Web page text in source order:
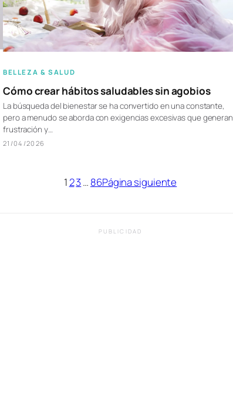
BELLEZA & SALUD
Cómo crear hábitos saludables sin agobios
La búsqueda del bienestar se ha convertido en una constante,
pero a menudo se aborda con exigencias excesivas que generan
frustración y…
21/04/2026
123 … 86Página siguiente
PUBLICIDAD